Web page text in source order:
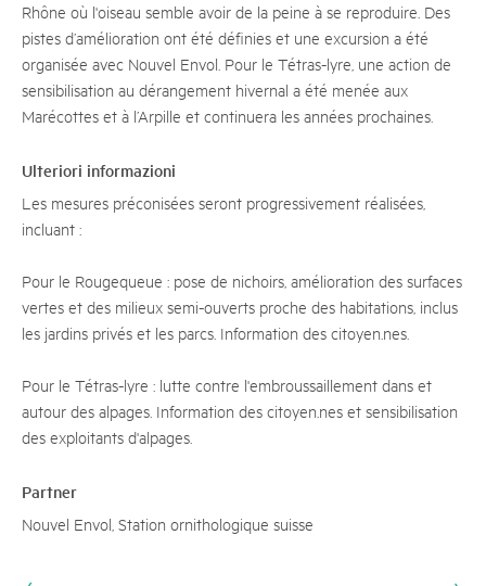
Rhône où l'oiseau semble avoir de la peine à se reproduire. Des
pistes d’amélioration ont été définies et une excursion a été
organisée avec Nouvel Envol. Pour le Tétras-lyre, une action de
sensibilisation au dérangement hivernal a été menée aux
Marécottes et à l’Arpille et continuera les années prochaines.
Ulteriori informazioni
Les mesures préconisées seront progressivement réalisées,
incluant :
Pour le Rougequeue : pose de nichoirs, amélioration des surfaces
vertes et des milieux semi-ouverts proche des habitations, inclus
les jardins privés et les parcs. Information des citoyen.nes.
Pour le Tétras-lyre : lutte contre l'embroussaillement dans et
autour des alpages. Information des citoyen.nes et sensibilisation
des exploitants d'alpages.
Partner
Nouvel Envol, Station ornithologique suisse